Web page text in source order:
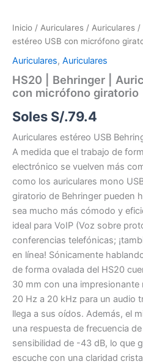
Inicio / Auriculares / Auriculares /
estéreo USB con micrófono
Auriculares, Auriculares
HS20 | Behringer |
con micrófono giratorio
Soles S/.79.4
Auriculares estéreo USB
A medida que el trabajo de
electrónico se vuelven más
como los auriculares mono
giratorio de Behringer pueden
sea mucho más cómodo y
ideal para VoIP (Voz sobre
conferencias telefónicas;
en línea! Sónicamente
de forma ovalada del HS20
30 mm con una impresionante
20 Hz a 20 kHz para un audio
llega a sus oídos. Además, el
una respuesta de frecuencia
sensibilidad de -43 dB, lo que
escuche con una claridad